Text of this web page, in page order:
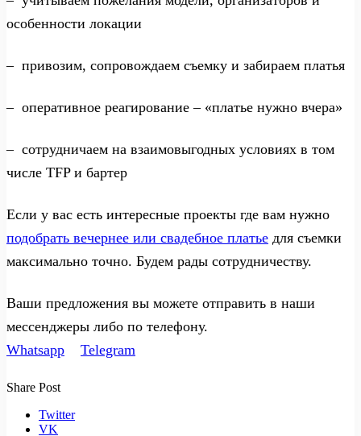
особенности локации
– привозим, сопровождаем съемку и забираем платья
– оперативное реагирование – «платье нужно вчера»
– сотрудничаем на взаимовыгодных условиях в том
числе TFP и бартер
Если у вас есть интересные проекты где вам нужно
подобрать вечернее или свадебное платье для съемки
максимально точно. Будем рады сотрудничеству.
Ваши предложения вы можете отправить в наши
мессенджеры либо по телефону.
Whatsapp
Telegram
Share Post
Twitter
VK